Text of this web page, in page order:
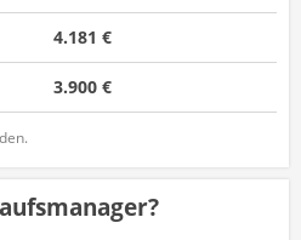
4.181 €
3.900 €